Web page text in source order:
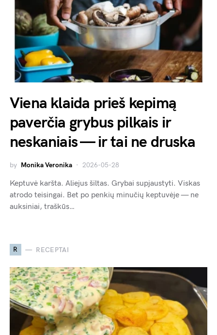
Viena klaida prieš kepimą
paverčia grybus pilkais ir
neskaniais — ir tai ne druska
by Monika Veronika 2026-05-28
Keptuvė karšta. Aliejus šiltas. Grybai supjaustyti. Viskas
atrodo teisingai. Bet po penkių minučių keptuvėje — ne
auksiniai, traškūs…
R RECEPTAI